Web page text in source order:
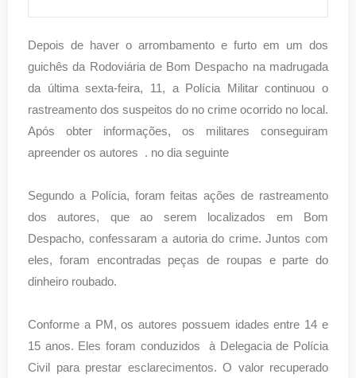
Depois de haver o arrombamento e furto em um dos
guichês da Rodoviária de Bom Despacho na madrugada
da última sexta-feira, 11, a Polícia Militar continuou o
rastreamento dos suspeitos do no crime ocorrido no local.
Após obter informações, os militares conseguiram
apreender os autores . no dia seguinte
Segundo a Polícia, foram feitas ações de rastreamento
dos autores, que ao serem localizados em Bom
Despacho, confessaram a autoria do crime. Juntos com
eles, foram encontradas peças de roupas e parte do
dinheiro roubado.
Conforme a PM, os autores possuem idades entre 14 e
15 anos. Eles foram conduzidos à Delegacia de Polícia
Civil para prestar esclarecimentos. O valor recuperado